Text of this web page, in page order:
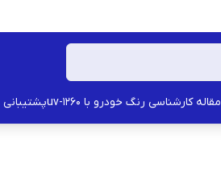
مقاله کارشناسی رنگ خودرو با uv-1260 پشتیبانی